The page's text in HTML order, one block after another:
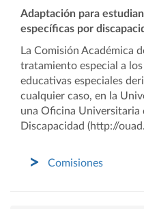
Adaptación para
específicas por
La Comisión Académica
tratamiento especial a
educativas especiales
cualquier caso, en la
una Oficina Universitaria
Discapacidad (http://
Comisiones